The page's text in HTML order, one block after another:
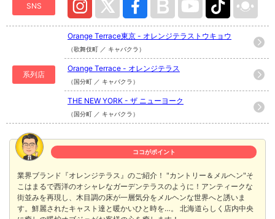
SNS
系列店
Orange Terrace東京 - オレンジテラストウキョウ
（歌舞伎町 ／ キャバクラ）
Orange Terrace - オレンジテラス
（国分町 ／ キャバクラ）
THE NEW YORK - ザ ニューヨーク
（国分町 ／ キャバクラ）
ココがポイント
業界ブランド『オレンジテラス』のご紹介！ "カントリー＆メルヘン"そ
こはまるで西洋のオシャレなガーデンテラスのように！アンティークな
街並みを再現し、木目調の床が一層気分をメルヘンな世界へと誘いま
す。鮮麗されたキャスト達と暖かいひと時を…。 北海道らしく店内中央